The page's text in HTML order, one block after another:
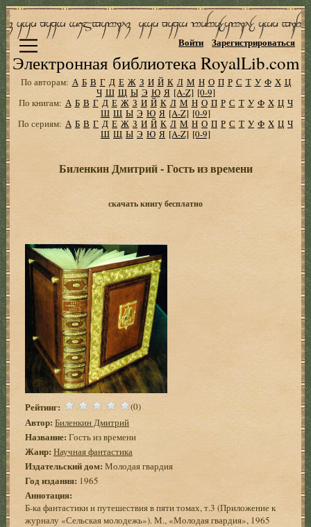
Электронная библиотека RoyalLib.com
Войти Зарегистрироваться
По авторам: А Б В Г Д Е Ж З И Й К Л М Н О П Р С Т У Ф Х Ц
Ч Ш Щ Ы Э Ю Я [A-Z] [0-9]
По книгам: А Б В Г Д Е Ж З И Й К Л М Н О П Р С Т У Ф Х Ц Ч
Ш Щ Ы Э Ю Я [A-Z] [0-9]
По сериям: А Б В Г Д Е Ж З И Й К Л М Н О П Р С Т У Ф Х Ц Ч
Ш Щ Ы Э Ю Я [A-Z] [0-9]
Биленкин Дмитрий - Гость из времени
скачать книгу бесплатно
Рейтинг: (0)
Автор: Биленкин Дмитрий
Название: Гость из времени
Жанр: Научная фантастика
Издательский дом: Молодая гвардия
Год издания: 1965
Аннотация:
Б-ка фантастики и путешествия в пяти томах, т.3 (Приложение к
журналу «Сельская молодежь»). М., «Молодая гвардия», 1965